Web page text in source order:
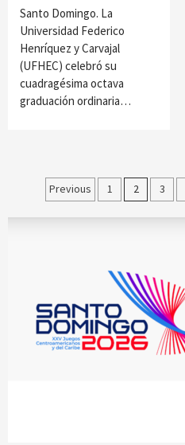
Santo Domingo. La
Universidad Federico
Henríquez y Carvajal
(UFHEC) celebró su
cuadragésima octava
graduación ordinaria…
Paginación
de
Previous 1 2 3